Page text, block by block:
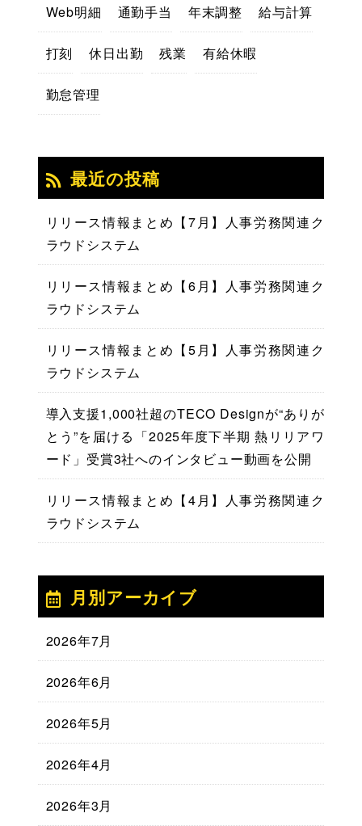
Web明細 通勤手当 年末調整 給与計算
打刻 休日出勤 残業 有給休暇
勤怠管理
最近の投稿
リリース情報まとめ【7月】人事労務関連ク
ラウドシステム
リリース情報まとめ【6月】人事労務関連ク
ラウドシステム
リリース情報まとめ【5月】人事労務関連ク
ラウドシステム
導入支援1,000社超のTECO Designが“ありが
とう”を届ける「2025年度下半期 熱リリアワ
ード」受賞3社へのインタビュー動画を公開
リリース情報まとめ【4月】人事労務関連ク
ラウドシステム
月別アーカイブ
2026年7月
2026年6月
2026年5月
2026年4月
2026年3月